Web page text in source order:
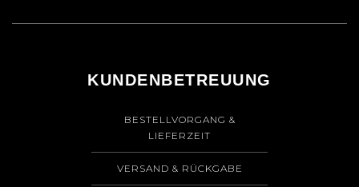
KUNDENBETREUUNG
BESTELLVORGANG &
LIEFERZEIT
VERSAND & RÜCKGABE